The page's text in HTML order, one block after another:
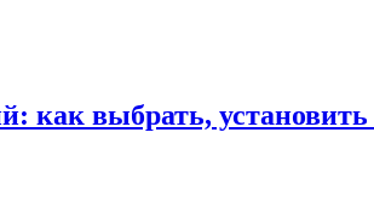
как выбрать,